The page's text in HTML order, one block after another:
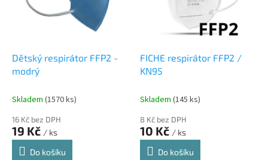
Dětský respirátor FFP2 -
modrý
Skladem (1570 ks)
16 Kč bez DPH
19 Kč / ks
Do košíku
FICHE respirátor FFP2 /
KN95
Skladem (145 ks)
8 Kč bez DPH
10 Kč / ks
Do košíku